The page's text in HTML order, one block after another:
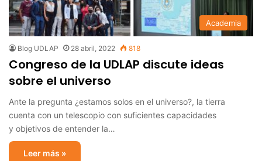
Academia
Blog UDLAP 28 abril, 2022 818
Congreso de la UDLAP discute ideas
sobre el universo
Ante la pregunta ¿estamos solos en el universo?, la tierra
cuenta con un telescopio con suficientes capacidades
y objetivos de entender la…
Leer más »